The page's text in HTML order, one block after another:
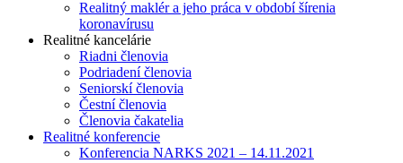
Realitný maklér a jeho práca v období šírenia
koronavírusu
Realitné kancelárie
Riadni členovia
Podriadení členovia
Seniorskí členovia
Čestní členovia
Členovia čakatelia
Realitné konferencie
Konferencia NARKS 2021 – 14.11.2021